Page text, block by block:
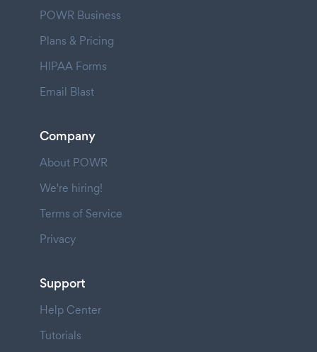
POWR Business
Plans & Pricing
HIPAA Forms
Email Blast
Company
About POWR
We're hiring!
Terms of Service
Privacy
Support
Help Center
Tutorials